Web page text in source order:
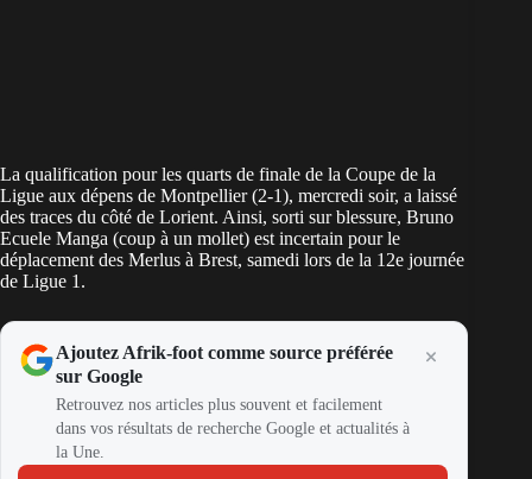
La qualification pour les quarts de finale de la Coupe de la
Ligue aux dépens de Montpellier (2-1), mercredi soir, a laissé
des traces du côté de Lorient. Ainsi, sorti sur blessure, Bruno
Ecuele Manga (coup à un mollet) est incertain pour le
déplacement des Merlus à Brest, samedi lors de la 12e journée
de Ligue 1.
Ajoutez Afrik-foot comme source préférée
sur Google
Retrouvez nos articles plus souvent et facilement
dans vos résultats de recherche Google et actualités à
la Une.